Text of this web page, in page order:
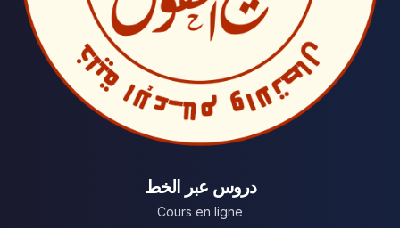
دروس عبر الخط
Cours en ligne